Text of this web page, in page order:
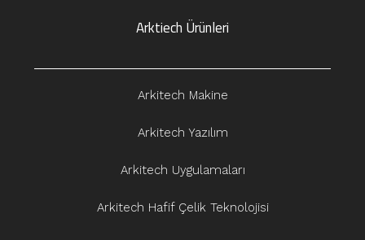
Arktiech Ürünleri
Arkitech Makine
Arkitech Yazılım
Arkitech Uygulamaları
Arkitech Hafif Çelik Teknolojisi